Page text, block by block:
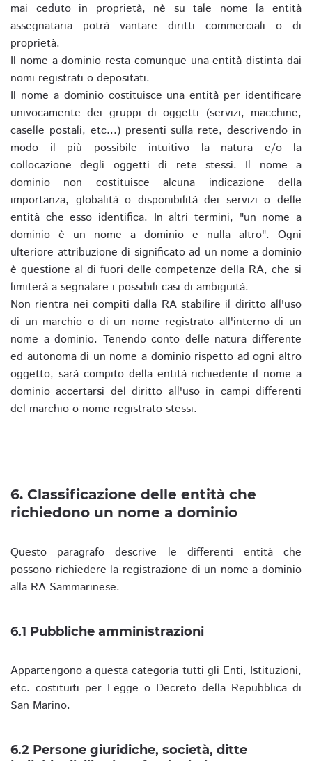
mai ceduto in proprietà, nè su tale nome la entità
assegnataria potrà vantare diritti commerciali o di
proprietà.
Il nome a dominio resta comunque una entità distinta dai
nomi registrati o depositati.
Il nome a dominio costituisce una entità per identificare
univocamente dei gruppi di oggetti (servizi, macchine,
caselle postali, etc...) presenti sulla rete, descrivendo in
modo il più possibile intuitivo la natura e/o la
collocazione degli oggetti di rete stessi. Il nome a
dominio non costituisce alcuna indicazione della
importanza, globalità o disponibilità dei servizi o delle
entità che esso identifica. In altri termini, "un nome a
dominio è un nome a dominio e nulla altro". Ogni
ulteriore attribuzione di significato ad un nome a dominio
è questione al di fuori delle competenze della RA, che si
limiterà a segnalare i possibili casi di ambiguità.
Non rientra nei compiti dalla RA stabilire il diritto all'uso
di un marchio o di un nome registrato all'interno di un
nome a dominio. Tenendo conto delle natura differente
ed autonoma di un nome a dominio rispetto ad ogni altro
oggetto, sarà compito della entità richiedente il nome a
dominio accertarsi del diritto all'uso in campi differenti
del marchio o nome registrato stessi.
6. Classificazione delle entità che
richiedono un nome a dominio
Questo paragrafo descrive le differenti entità che
possono richiedere la registrazione di un nome a dominio
alla RA Sammarinese.
6.1 Pubbliche amministrazioni
Appartengono a questa categoria tutti gli Enti, Istituzioni,
etc. costituiti per Legge o Decreto della Repubblica di
San Marino.
6.2 Persone giuridiche, società, ditte